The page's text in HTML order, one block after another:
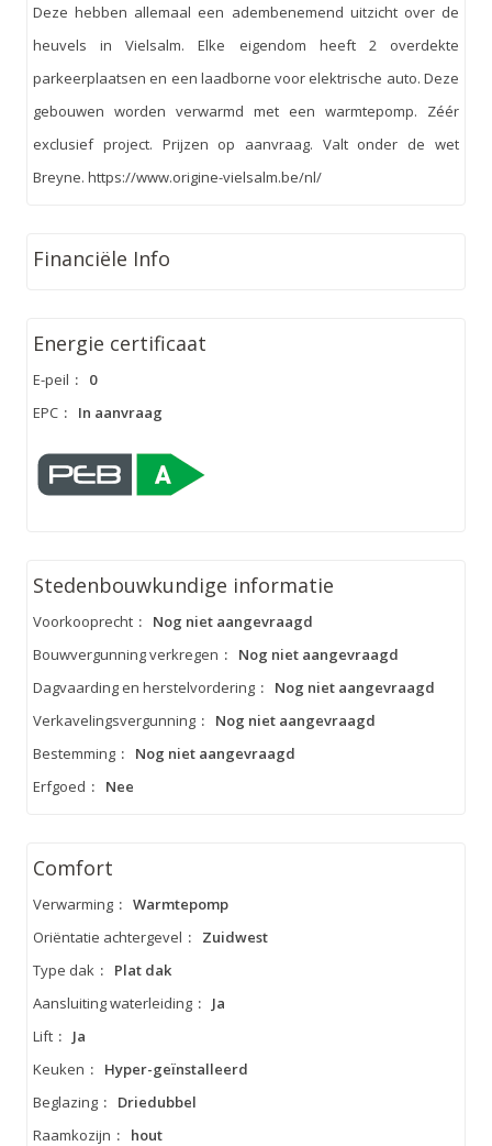
Deze hebben allemaal een adembenemend uitzicht over de
heuvels in Vielsalm. Elke eigendom heeft 2 overdekte
parkeerplaatsen en een laadborne voor elektrische auto. Deze
gebouwen worden verwarmd met een warmtepomp. Zéér
exclusief project. Prijzen op aanvraag. Valt onder de wet
Breyne. https://www.origine-vielsalm.be/nl/
Financiële Info
Energie certificaat
E-peil :
0
EPC : In aanvraag
Stedenbouwkundige informatie
Voorkooprecht :
Nog niet aangevraagd
Bouwvergunning verkregen :
Nog niet aangevraagd
Dagvaarding en herstelvordering :
Nog niet aangevraagd
Verkavelingsvergunning :
Nog niet aangevraagd
Bestemming :
Nog niet aangevraagd
Erfgoed : Nee
Comfort
Verwarming : Warmtepomp
Oriëntatie achtergevel :
Zuidwest
Type dak :
Plat dak
Aansluiting waterleiding :
Ja
Lift :
Ja
Keuken :
Hyper-geïnstalleerd
Beglazing :
Driedubbel
Raamkozijn :
hout